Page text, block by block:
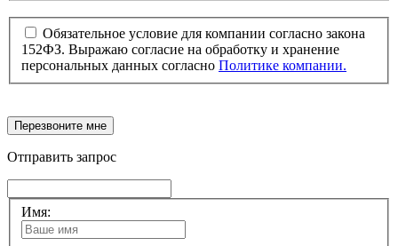
Обязательное условие для компании согласно закона
152ФЗ. Выражаю согласие на обработку и хранение
персональных данных согласно Политике компании.
Перезвоните мне
Отправить запрос
Имя: